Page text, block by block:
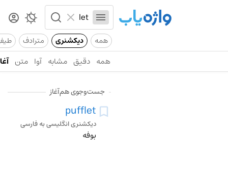
همه دیکشنری مترادف
همه دقیق مشابه آوا متن
جست‌وجوی هم‌آغاز
pufflet
دیکشنری انگلیسی به فارسی
بوفه